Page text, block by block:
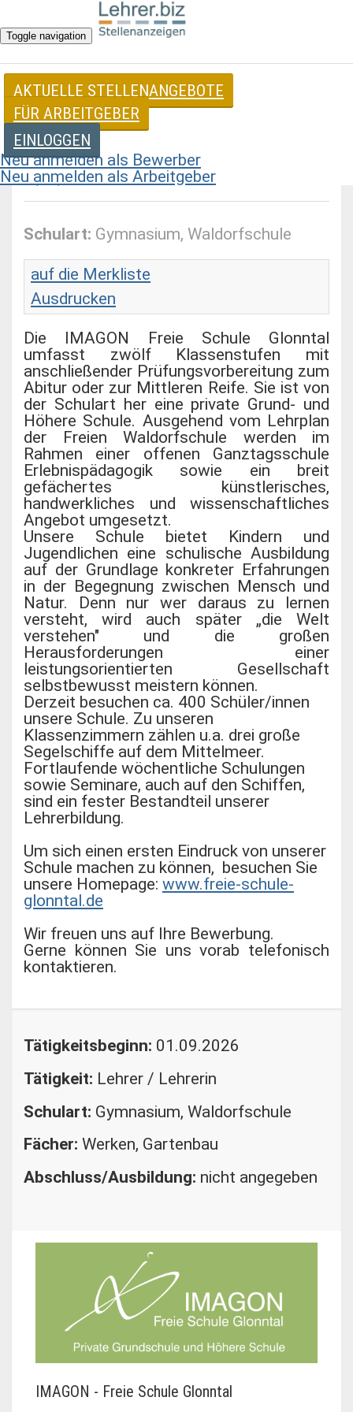
Toggle navigation
AKTUELLE STELLENANGEBOTE
FÜR ARBEITGEBER
EINLOGGEN
Neu anmelden als Bewerber
Neu anmelden als Arbeitgeber
Stellenangebote für Lehrer
Fachlehrkraft für Werken/Gartenbau
w/m/d
Schulart: Gymnasium, Waldorfschule
auf die Merkliste
Ausdrucken
Die IMAGON Freie Schule Glonntal
umfasst zwölf Klassenstufen mit
anschließender Prüfungsvorbereitung zum
Abitur oder zur Mittleren Reife. Sie ist von
der Schulart her eine private Grund- und
Höhere Schule. Ausgehend vom Lehrplan
der Freien Waldorfschule werden im
Rahmen einer offenen Ganztagsschule
Erlebnispädagogik sowie ein breit
gefächertes künstlerisches,
handwerkliches und wissenschaftliches
Angebot umgesetzt.
Unsere Schule bietet Kindern und
Jugendlichen eine schulische Ausbildung
auf der Grundlage konkreter Erfahrungen
in der Begegnung zwischen Mensch und
Natur. Denn nur wer daraus zu lernen
versteht, wird auch später „die Welt
verstehen" und die großen
Herausforderungen einer
leistungsorientierten Gesellschaft
selbstbewusst meistern können.
Derzeit besuchen ca. 400 Schüler/innen
unsere Schule. Zu unseren
Klassenzimmern zählen u.a. drei große
Segelschiffe auf dem Mittelmeer.
Fortlaufende wöchentliche Schulungen
sowie Seminare, auch auf den Schiffen,
sind ein fester Bestandteil unserer
Lehrerbildung.
Um sich einen ersten Eindruck von unserer
Schule machen zu können, besuchen Sie
unsere Homepage: www.freie-schule-
glonntal.de
Wir freuen uns auf Ihre Bewerbung.
Gerne können Sie uns vorab telefonisch
kontaktieren.
Tätigkeitsbeginn: 01.09.2026
Tätigkeit: Lehrer / Lehrerin
Schulart: Gymnasium, Waldorfschule
Fächer: Werken, Gartenbau
Abschluss/Ausbildung: nicht angegeben
IMAGON - Freie Schule Glonntal